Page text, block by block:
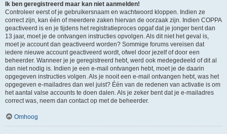
Ik ben geregistreerd maar kan niet aanmelden!
Controleer eerst of je gebruikersnaam en wachtwoord kloppen. Indien ze
correct zijn, kan één of meerdere zaken hiervan de oorzaak zijn. Indien COPPA
geactiveerd is en je tijdens het registratieproces opgaf dat je jonger bent dan
13 jaar, moet je de ontvangen instructies opvolgen. Als dit niet het geval is,
moet je account dan geactiveerd worden? Sommige forums vereisen dat
iedere nieuwe account geactiveerd wordt, ofwel door jezelf of door een
beheerder. Wanneer je je geregistreerd hebt, werd ook medegedeeld of dit al
dan niet nodig is. Indien je een e-mail ontvangen hebt, moet je de daarin
opgegeven instructies volgen. Als je nooit een e-mail ontvangen hebt, was het
opgegeven e-mailadres dan wel juist? Één van de redenen van activatie is om
het aantal valse accounts te doen dalen. Als je zeker bent dat je e-mailadres
correct was, neem dan contact op met de beheerder.
Omhoog